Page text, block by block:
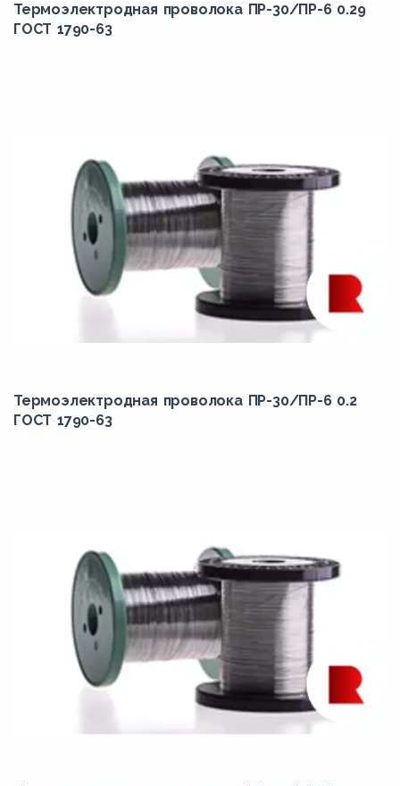
Термоэлектродная проволока ПР-30/ПР-6 0.29
ГОСТ 1790-63
Термоэлектродная проволока ПР-30/ПР-6 0.2
ГОСТ 1790-63